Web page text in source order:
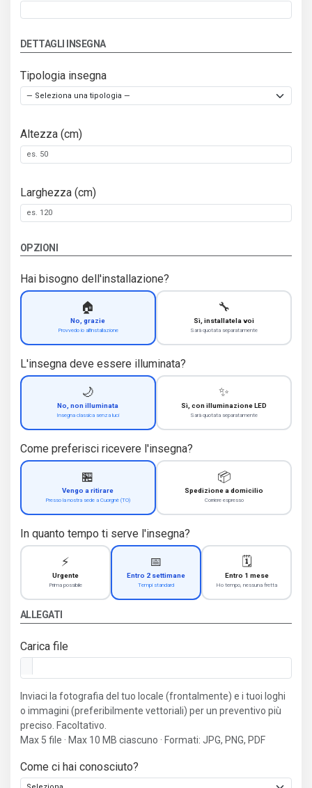
DETTAGLI INSEGNA
Tipologia insegna
Altezza (cm)
Larghezza (cm)
OPZIONI
Hai bisogno dell'installazione?
🏠
No, grazie
Provvedo io all'installazione
🔧
Sì, installatela voi
Sarà quotata separatamente
L'insegna deve essere illuminata?
🌙
No, non illuminata
Insegna classica senza luci
✨
Sì, con illuminazione LED
Sarà quotata separatamente
Come preferisci ricevere l'insegna?
🏪
Vengo a ritirare
Presso la nostra sede a Cuorgnè (TO)
📦
Spedizione a domicilio
Corriere espresso
In quanto tempo ti serve l'insegna?
⚡
Urgente
Prima possibile
📅
Entro 2 settimane
Tempi standard
🗓️
Entro 1 mese
Ho tempo, nessuna fretta
ALLEGATI
Carica file
Inviaci la fotografia del tuo locale (frontalmente) e i tuoi loghi
o immagini (preferibilmente vettoriali) per un preventivo più
preciso. Facoltativo.
Max 5 file · Max 10 MB ciascuno · Formati: JPG, PNG, PDF
Come ci hai conosciuto?